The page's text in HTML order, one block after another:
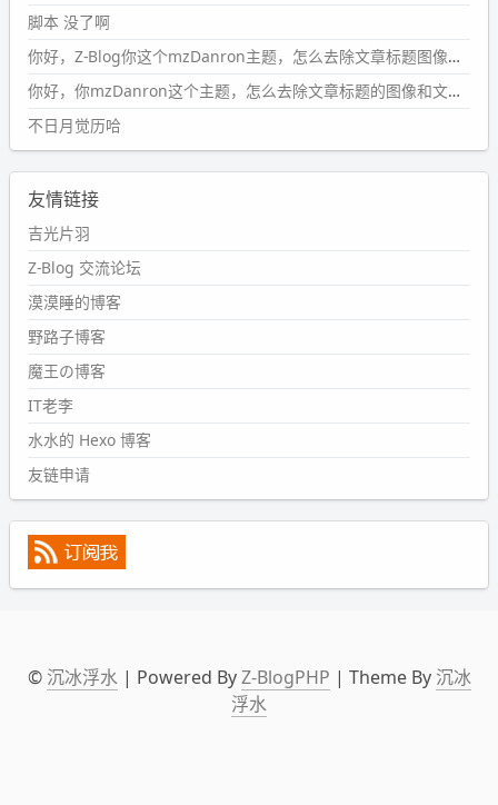
wdssmq
2024-09-15 10:32:07
#PubWordVSCode 内 git 操作卡住的时候没办法主动取消
一直是个痛点，一般都是推送或拉取，今天连提交都卡
了。。
wdssmq
2024-09-11 08:45:43
#PubWord
然后天凉了，为了应对踢被子买了睡袋，不知道 1.2 米会不
会略窄。。
wdssmq
2024-09-09 19:43:00
#PubWord
表，21 年 11 月底发现 B 站上线了这部，直到前几天才看
完，还是分两次看的。。接下来有五项是 2019 年的，都是
电影 —— 略长的待办列表。。
脚本 没了啊
你好，Z-Blog你这个mzDanron主题，怎么去除文章标题图像和文章摘要，仅显示标题，感谢回复！
你好，你mzDanron这个主题，怎么去除文章标题的图像和文章摘要！仅显示标题，感谢回复解决！
不日月觉历哈
友情链接
吉光片羽
Z-Blog 交流论坛
漠漠睡的博客
野路子博客
魔王の博客
IT老李
水水的 Hexo 博客
友链申请
© 沉冰浮水| Powered ByZ-BlogPHP | Theme By 沉冰
浮水